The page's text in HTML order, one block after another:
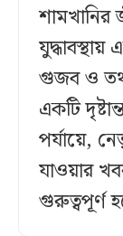
শামখানির
গুজব ও তথ্য
একটি
পর্যায়ে,
যাওয়ার
গুরুত্বপূর্ণ